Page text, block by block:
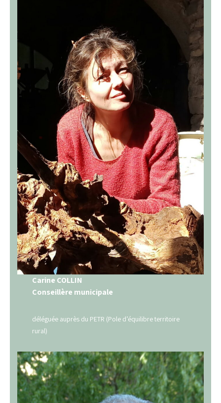
Carine COLLIN
Conseillère municipale
déléguée auprès du PETR (Pole d’équilibre territoire
rural)